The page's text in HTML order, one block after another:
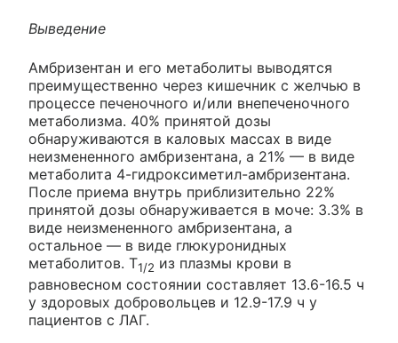
Выведение
Амбризентан и его метаболиты выводятся
преимущественно через кишечник с желчью в
процессе печеночного и/или внепеченочного
метаболизма. 40% принятой дозы
обнаруживаются в каловых массах в виде
неизмененного амбризентана, а 21% — в виде
метаболита 4-гидроксиметил-амбризентана.
После приема внутрь приблизительно 22%
принятой дозы обнаруживается в моче: 3.3% в
виде неизмененного амбризентана, а
остальное — в виде глюкуронидных
метаболитов. T1/2 из плазмы крови в
равновесном состоянии составляет 13.6-16.5 ч
у здоровых добровольцев и 12.9-17.9 ч у
пациентов с ЛАГ.